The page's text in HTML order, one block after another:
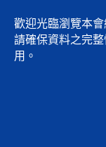
歡迎光臨瀏覽本
請確保資料之完
用。